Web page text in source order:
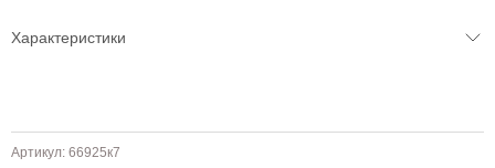
Характеристики
Артикул: 66925к7